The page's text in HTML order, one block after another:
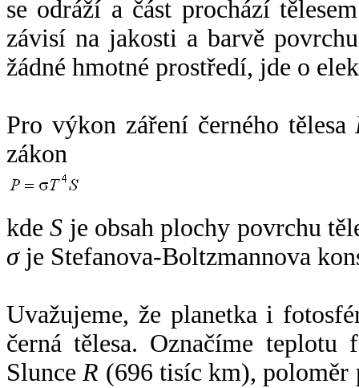
se odráží a část prochází
závisí na jakosti a barvě
žádné hmotné prostředí, jde o
Pro výkon záření černého tělesa
zákon
kdeS je obsah plochy povrchu
σje Stefanova-Boltzmannova
Uvažujeme, že planetka i
černá tělesa. Označíme
SlunceR (696 tisíc km),